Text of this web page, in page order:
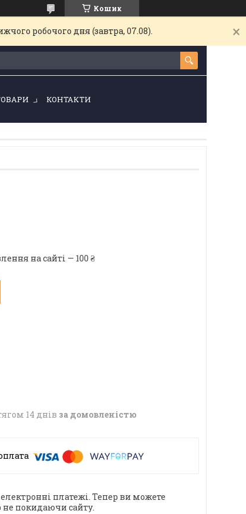
Кошик
робочого дня (завтра, 07.08).
КОНТАКТИ
на сайті — 100 ₴
14 днів за домовленістю
платежі. Тепер ви можете
не покидаючи сайту.